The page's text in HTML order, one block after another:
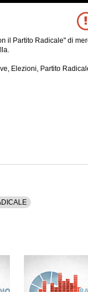
il Partito Radicale" di
Elezioni, Partito